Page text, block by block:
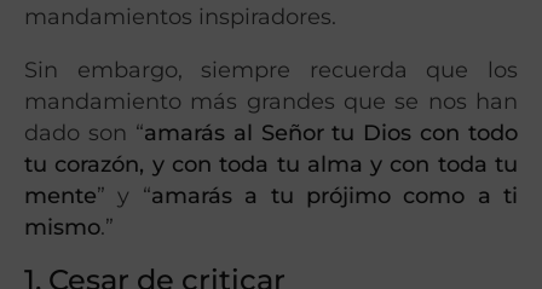
mandamientos inspiradores.
Sin embargo, siempre recuerda que los
mandamiento más grandes que se nos han
dado son “amarás al Señor tu Dios con todo
tu corazón, y con toda tu alma y con toda tu
mente” y “amarás a tu prójimo como a ti
mismo.”
1. Cesar de criticar